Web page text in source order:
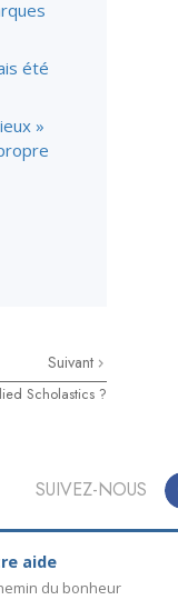
été
»
Suivant
Scholastics ?
SUIVEZ-NOUS
aide
du bonheur